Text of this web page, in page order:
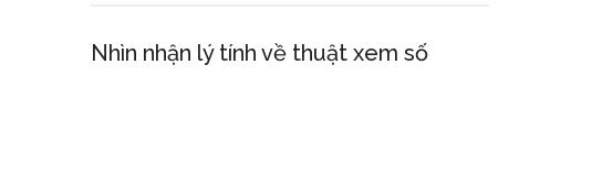
Nhìn nhận lý tính về thuật xem số